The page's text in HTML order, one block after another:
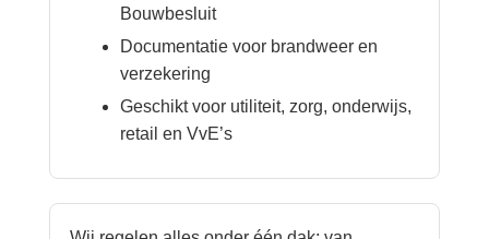
Bouwbesluit
Documentatie voor brandweer en
verzekering
Geschikt voor utiliteit, zorg, onderwijs,
retail en VvE’s